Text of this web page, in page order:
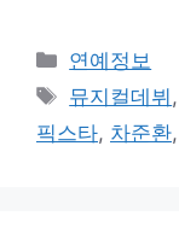
Categories
연예정보
Tags
뮤지컬데뷔 ,
픽스타, 차준환,